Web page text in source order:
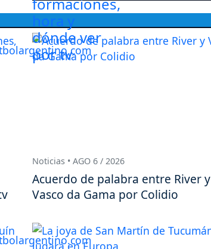
Noticias • AGO 6 / 2026
Acuerdo de palabra entre River y
Vasco da Gama por Colidio